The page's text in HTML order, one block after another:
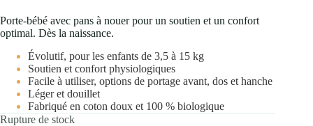
Porte-bébé avec pans à nouer pour un soutien et un confort
optimal. Dès la naissance.
Évolutif, pour les enfants de 3,5 à 15 kg​​
Soutien et confort physiologique​s
Facile à utiliser, options de portage avant, dos et hanche
Léger et douillet
Fabriqué en coton doux et 100 % biologique
Rupture de stock